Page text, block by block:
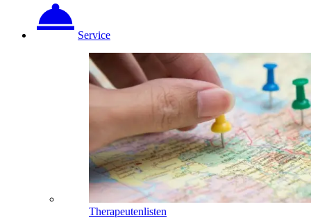
Service
Therapeutenlisten